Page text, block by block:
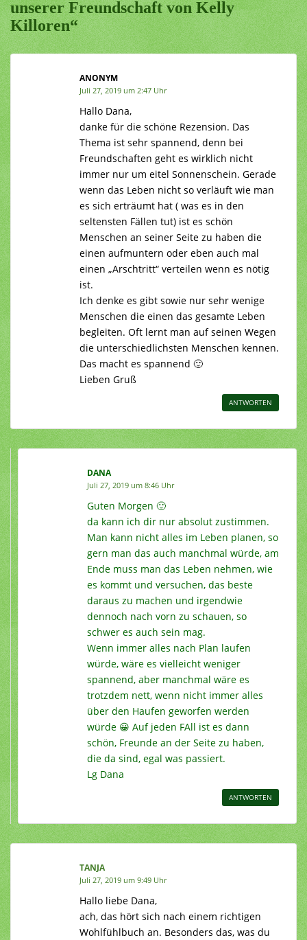
unserer Freundschaft von Kelly
Killoren“
ANONYM
Juli 27, 2019 um 2:47 Uhr
Hallo Dana,
danke für die schöne Rezension. Das
Thema ist sehr spannend, denn bei
Freundschaften geht es wirklich nicht
immer nur um eitel Sonnenschein. Gerade
wenn das Leben nicht so verläuft wie man
es sich erträumt hat ( was es in den
seltensten Fällen tut) ist es schön
Menschen an seiner Seite zu haben die
einen aufmuntern oder eben auch mal
einen „Arschtritt“ verteilen wenn es nötig
ist.
Ich denke es gibt sowie nur sehr wenige
Menschen die einen das gesamte Leben
begleiten. Oft lernt man auf seinen Wegen
die unterschiedlichsten Menschen kennen.
Das macht es spannend 🙂
Lieben Gruß
ANTWORTEN
DANA
Juli 27, 2019 um 8:46 Uhr
Guten Morgen 🙂
da kann ich dir nur absolut zustimmen.
Man kann nicht alles im Leben planen, so
gern man das auch manchmal würde, am
Ende muss man das Leben nehmen, wie
es kommt und versuchen, das beste
daraus zu machen und irgendwie
dennoch nach vorn zu schauen, so
schwer es auch sein mag.
Wenn immer alles nach Plan laufen
würde, wäre es vielleicht weniger
spannend, aber manchmal wäre es
trotzdem nett, wenn nicht immer alles
über den Haufen geworfen werden
würde 😀 Auf jeden FAll ist es dann
schön, Freunde an der Seite zu haben,
die da sind, egal was passiert.
Lg Dana
ANTWORTEN
TANJA
Juli 27, 2019 um 9:49 Uhr
Hallo liebe Dana,
ach, das hört sich nach einem richtigen
Wohlfühlbuch an. Besonders das, was du